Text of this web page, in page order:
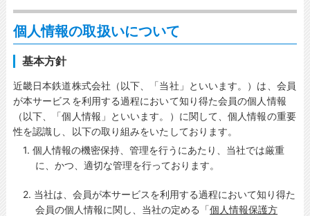
個人情報の取扱いについて
基本方針
近畿日本鉄道株式会社（以下、「当社」といいます。）は、会員
が本サービスを利用する過程において知り得た会員の個人情報
（以下、「個人情報」といいます。）に関して、個人情報の重要
性を認識し、以下の取り組みをいたしております。
1. 個人情報の機密保持、管理を行うにあたり、当社では厳重
に、かつ、適切な管理を行っております。
2. 当社は、会員が本サービスを利用する過程において知り得た
会員の個人情報に関し、当社の定める「個人情報保護方